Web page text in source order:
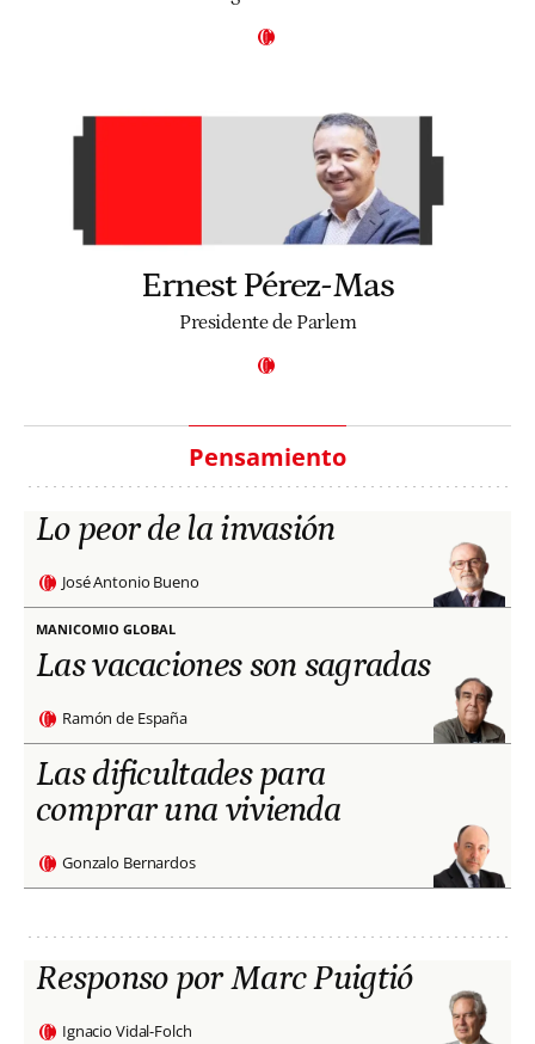
Ernest Pérez-Mas
Presidente de Parlem
Pensamiento
Lo peor de la invasión
José Antonio Bueno
MANICOMIO GLOBAL
Las vacaciones son sagradas
Ramón de España
Las dificultades para
comprar una vivienda
Gonzalo Bernardos
Responso por Marc Puigtió
Ignacio Vidal-Folch